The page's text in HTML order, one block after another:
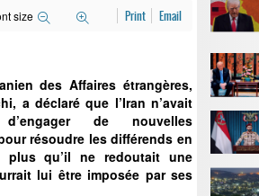
size Print Email
des Affaires étrangères,
a déclaré que l’Iran n’avait
de nouvelles
résoudre les différends en
plus qu’il ne redoutait une
lui être imposée par ses